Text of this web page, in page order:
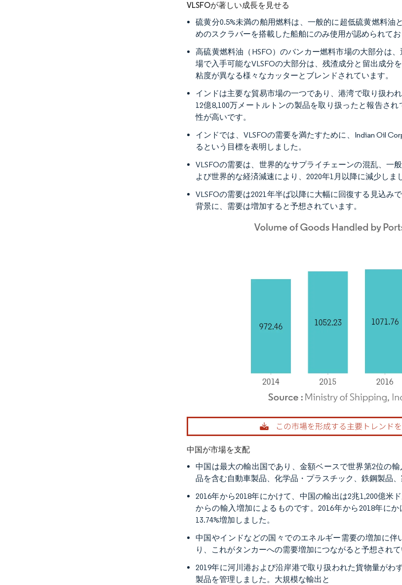
VLSFOが著しい成長を見せる
硫黄分0.5%未満の舶用燃料は、一般的に超低硫黄燃料油
めのスクラバーを搭載した船舶にのみ使用が認められて
高硫黄燃料油（HSFO）のバンカー燃料市場の大部分は
場で入手可能なVLSFOの大部分は、残渣成分と留出成分
粘度が異なる様々なカッターとブレンドされています。
インドは主要な貿易市場の一つであり、港湾で取り扱わ
12億8,100万メートルトンの製品を取り扱ったと報告さ
性が高いです。
インドでは、VLSFOの需要を満たすために、Indian Oil
るという目標を表明しました。
VLSFOの需要は、世界的なサプライチェーンの混乱、一
よび世界的な経済減速により、2020年1月以降に減少しま
VLSFOの需要は2021年半ば以降に大幅に回復する見込み
背景に、需要は増加すると予想されています。
画像 © Mordor Intelligence。再利用にはCC BY 4.0の表示が必要です。
中国が市場を支配
中国は最大の輸出国であり、金額ベースで世界第2位の
品を含む自動車製品、化学品・プラスチック、鉄鋼製品、
2016年から2018年にかけて、中国の輸出は2兆1,200億
からの輸入増加によるものです。2016年から2018年に
13.74%増加しました。
中国やインドなどの国々でのエネルギー需要の増加に
り、これがタンカーへの需要増加につながると予想されて
2019年に河川港および沿岸港で取り扱われた貨物量が
製品を管理しました。大規模な輸出と